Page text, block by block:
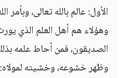
الأول: عالم بالله تعالى، وبأمر
وهؤلاء هم أهل العلم الذي
الصديقون، فمن أحاط علمه
وظهر خشوعه، وخشيته لمولاه: